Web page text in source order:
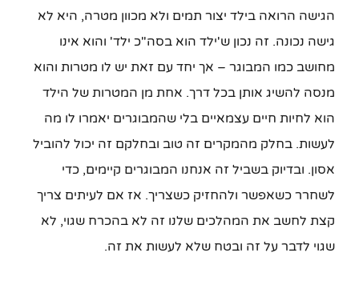
הגישה הרואה בילד יצור תמים ולא מכוון מטרה, היא לא
גישה נכונה. זה נכון ש'ילד הוא בסה"כ ילד' והוא אינו
מחושב כמו המבוגר – אך יחד עם זאת יש לו מטרות והוא
מנסה להשיג אותן בכל דרך. אחת מן המטרות של הילד
הוא לחיות חיים עצמאיים בלי שהמבוגרים יאמרו לו מה
לעשות. בחלק מהמקרים זה טוב ובחלקם זה יכול להוביל
אסון. ובדיוק בשביל זה אנחנו המבוגרים קיימים, כדי
לשחרר כשאפשר ולהחזיק כשצריך. אז אם לעיתים צריך
קצת לחשב את המהלכים שלנו זה לא בהכרח שגוי, לא
שגוי לדבר על זה ובטח שלא לעשות את זה.